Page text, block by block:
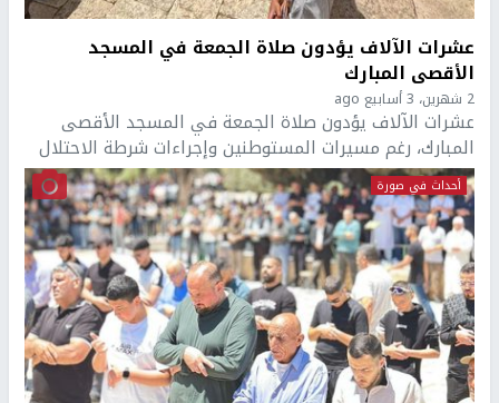
عشرات الآلاف يؤدون صلاة الجمعة في المسجد
الأقصى المبارك
2 شهرين، 3 أسابيع ago
عشرات الآلاف يؤدون صلاة الجمعة في المسجد الأقصى
المبارك، رغم مسيرات المستوطنين وإجراءات شرطة الاحتلال
أحداث في صورة